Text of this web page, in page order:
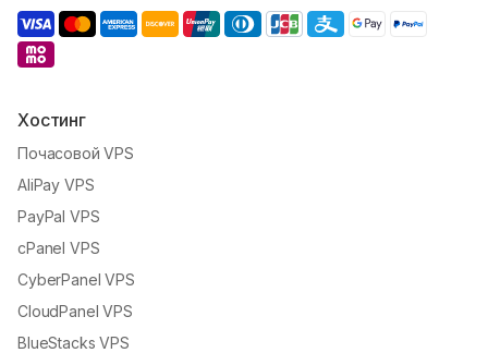
Хостинг
Почасовой VPS
AliPay VPS
PayPal VPS
cPanel VPS
CyberPanel VPS
CloudPanel VPS
BlueStacks VPS